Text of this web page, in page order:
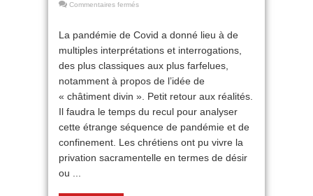
Commentaires fermés
oublié
que
est
tragique
La pandémie de Covid a donné lieu à de
multiples interprétations et interrogations,
des plus classiques aux plus farfelues,
notamment à propos de l’idée de
« châtiment divin ». Petit retour aux réalités.
Il faudra le temps du recul pour analyser
cette étrange séquence de pandémie et de
confinement. Les chrétiens ont pu vivre la
privation sacramentelle en termes de désir
ou ...